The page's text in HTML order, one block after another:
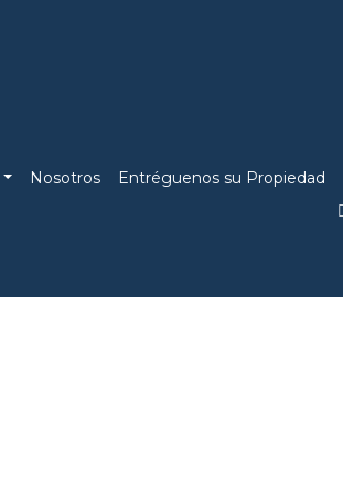
Nosotros Entréguenos su Propiedad